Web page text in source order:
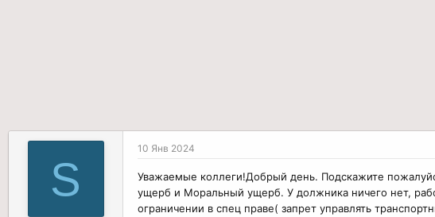
S
10 Янв 2024
Уважаемые коллеги!Добрый день. Подскажите
ущерб и Моральный ущерб. У должника ничего нет,
ограничении в спец праве( запрет управлять